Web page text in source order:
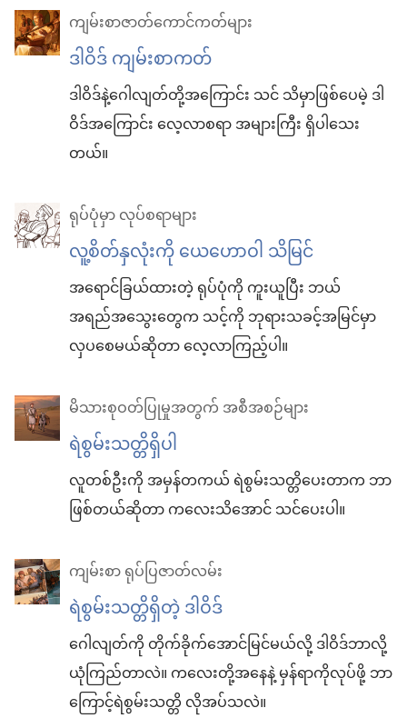
ကျမ်းစာဇာတ်ကောင်ကတ်များ
ဒါဝိဒ် ကျမ်းစာကတ်
ဒါဝိဒ်နဲ့ဂေါလျတ်တို့အကြောင်း သင် သိမှာဖြစ်ပေမဲ့ ဒါ
ဝိဒ်အကြောင်း လေ့လာစရာ အများကြီး ရှိပါသေး
တယ်။
ရုပ်ပုံမှာ လုပ်စရာများ
လူ့​စိတ်နှလုံးကို ယေဟောဝါ သိမြင်
အရောင်ခြယ်​ထားတဲ့ ရုပ်ပုံကို ကူးယူပြီး ဘယ်
အရည်အသွေးတွေ​က သင့်ကို ဘုရားသခင့်​အမြင်မှာ
လှပ​စေမယ်​ဆိုတာ လေ့လာ​ကြည့်ပါ။
မိသားစုဝတ်ပြုမှုအတွက် အစီအစဉ်များ
ရဲစွမ်းသတ္တိ​ရှိပါ
လူတစ်ဦးကို အမှန်တကယ် ရဲစွမ်းသတ္တိ​ပေးတာ​က ဘာ
ဖြစ်တယ်​ဆိုတာ ကလေး​သိအောင် သင်ပေးပါ။
ကျမ်းစာ ရုပ်ပြဇာတ်လမ်း
ရဲစွမ်းသတ္တိရှိတဲ့ ဒါဝိဒ်
ဂေါလျတ်ကို တိုက်ခိုက်အောင်မြင်မယ်လို့ ဒါဝိဒ်ဘာလို့
ယုံကြည်တာလဲ။ ကလေးတို့အနေနဲ့ မှန်ရာကိုလုပ်ဖို့ ဘာ
ကြောင့်ရဲစွမ်းသတ္တိ လိုအပ်သလဲ။